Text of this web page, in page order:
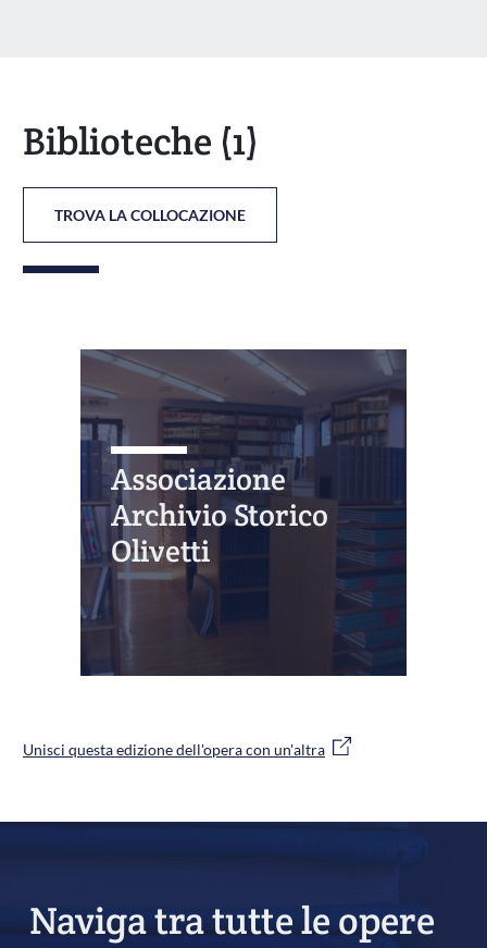
Biblioteche (1)
TROVA LA COLLOCAZIONE
Associazione
Archivio Storico
Olivetti
Unisci questa edizione dell'opera con un'altra
Naviga tra tutte le opere